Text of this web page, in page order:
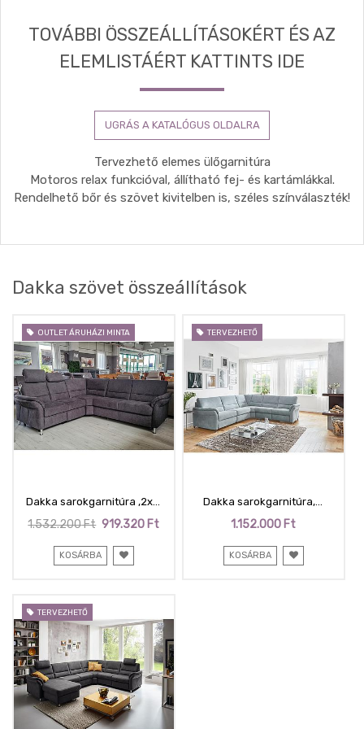
TOVÁBBI ÖSSZEÁLLÍTÁSOKÉRT ÉS AZ
ELEMLISTÁÉRT KATTINTS IDE
UGRÁS A KATALÓGUS OLDALRA
Tervezhető elemes ülőgarnitúra
Motoros relax funkcióval, állítható fej- és kartámlákkal.
Rendelhető bőr és szövet kivitelben is, széles színválaszték!
Dakka szövet összeállítások
OUTLET ÁRUHÁZI MINTA
Dakka sarokgarnitúra ,2x
motoros relaxfunkció +
grau, 236x262cm
1.532.200Ft 919.320 Ft
KOSÁRBA
TERVEZHETŐ
Dakka sarokgarnitúra,
funkciók nélkül, relax
262x262 cm
1.152.000 Ft
KOSÁRBA
TERVEZHETŐ